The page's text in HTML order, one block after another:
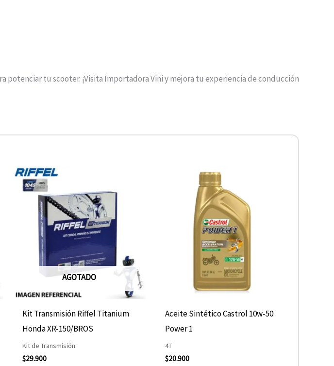
potenciar tu scooter. ¡Visita Importadora Vini y mejora tu experiencia de conducción
AGOTADO
Kit Transmisión Riffel Titanium
Honda XR-150/BROS
Kit de Transmisión
$29.900
Aceite Sintético Castrol 10w-50
Power 1
4T
$20.900